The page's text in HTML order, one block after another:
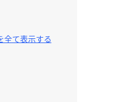
全て表示する